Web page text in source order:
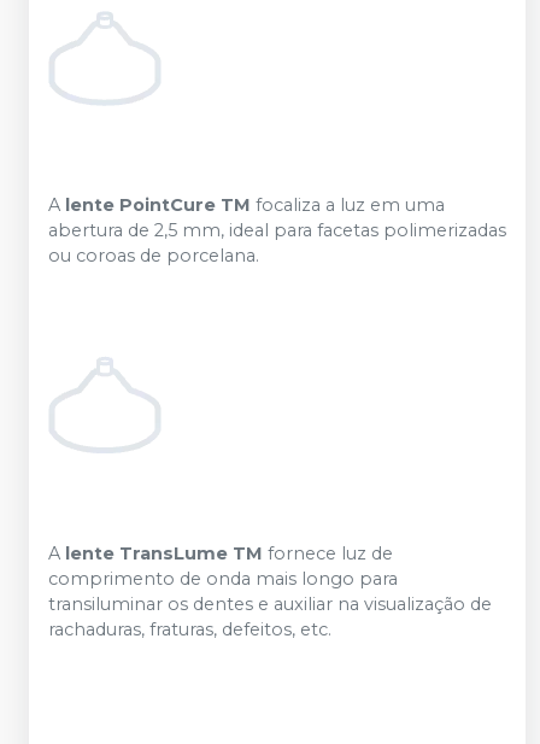
A lente PointCure TM focaliza a luz em uma
abertura de 2,5 mm, ideal para facetas polimerizadas
ou coroas de porcelana.
A lente TransLume TM fornece luz de
comprimento de onda mais longo para
transiluminar os dentes e auxiliar na visualização de
rachaduras, fraturas, defeitos, etc.